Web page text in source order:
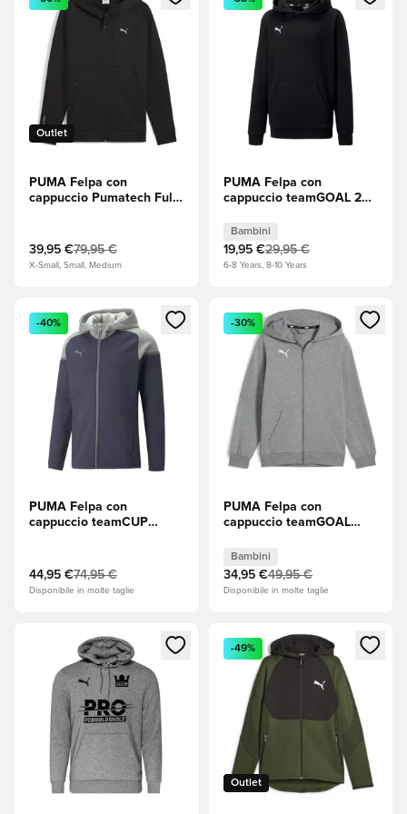
Outlet
PUMA Felpa con
cappuccio Pumatech Full
39,95 €79,95 €
X-Small, Small, Medium
PUMA Felpa con
cappuccio teamGOAL 23
Bambini
Bambini
19,95 €29,95 €
6-8 Years, 8-10 Years
Apre una finestra modale per accedere o registrarsi come
-40%
PUMA Felpa con
cappuccio teamCUP
Heather (Grigio mélange)
44,95 €74,95 €
Disponibile in molte taglie
Apre una finestra modale
-30%
PUMA Felpa con
cappuccio teamGOAL
Grey Heather (Grigio
mélange)/PUMA White
(Bianco) Bambini
Bambini
34,95 €49,95 €
Disponibile in molte taglie
Apre una finestra modale per accedere o registrarsi come
Apre una finestra modale
Outlet
-49%